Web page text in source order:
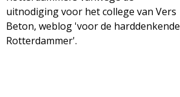
uitnodiging voor het college van Vers
Beton, weblog 'voor de harddenkende
Rotterdammer'.